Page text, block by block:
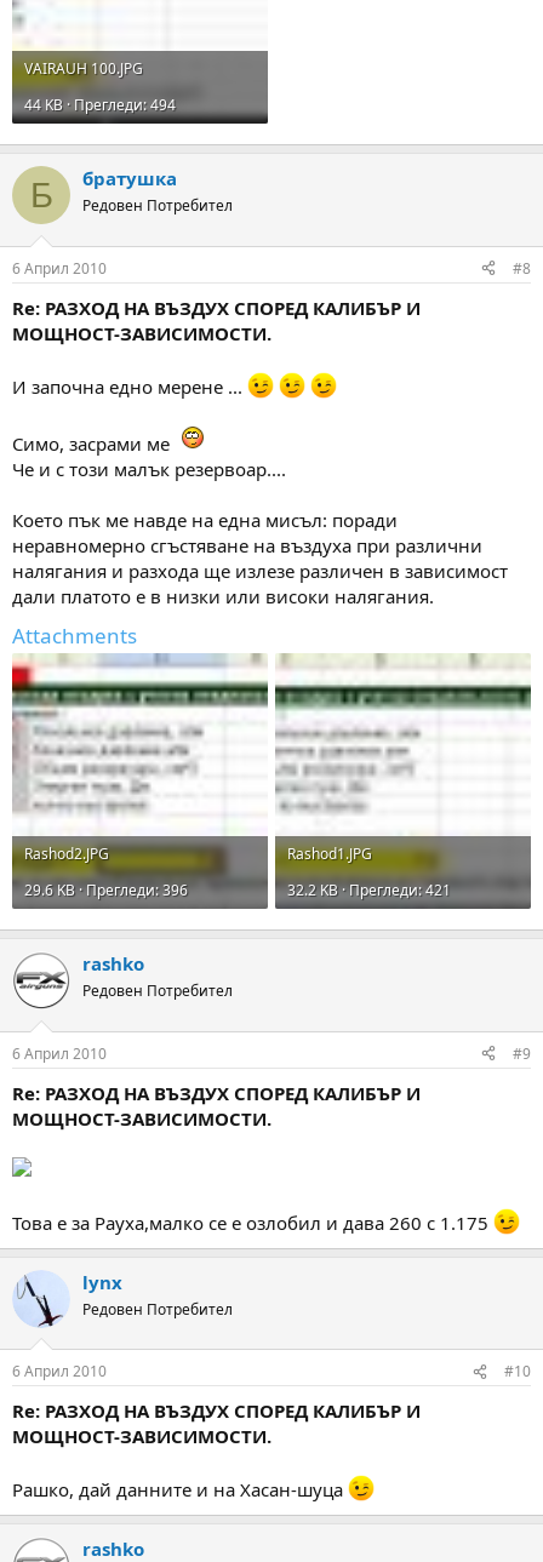
VAIRAUH 100.JPG
44 KB · Прегледи: 494
Б братушка
Редовен Потребител
6 Април 2010 #8
Re: РАЗХОД НА ВЪЗДУХ СПОРЕД КАЛИБЪР И
МОЩНОСТ-ЗАВИСИМОСТИ.
И започна едно мерене ...
Симо, засрами ме
Че и с този малък резервоар....
Което пък ме навде на една мисъл: поради
неравномерно сгъстяване на въздуха при различни
налягания и разхода ще излезе различен в зависимост
дали платото е в низки или високи налягания.
Attachments
Rashod2.JPG
29.6 KB · Прегледи: 396
Rashod1.JPG
32.2 KB · Прегледи: 421
rashko
Редовен Потребител
6 Април 2010 #9
Re: РАЗХОД НА ВЪЗДУХ СПОРЕД КАЛИБЪР И
МОЩНОСТ-ЗАВИСИМОСТИ.
Това е за Рауха,малко се е озлобил и дава 260 с 1.175
lynx
Редовен Потребител
6 Април 2010 #10
Re: РАЗХОД НА ВЪЗДУХ СПОРЕД КАЛИБЪР И
МОЩНОСТ-ЗАВИСИМОСТИ.
Рашко, дай данните и на Хасан-шуца
rashko